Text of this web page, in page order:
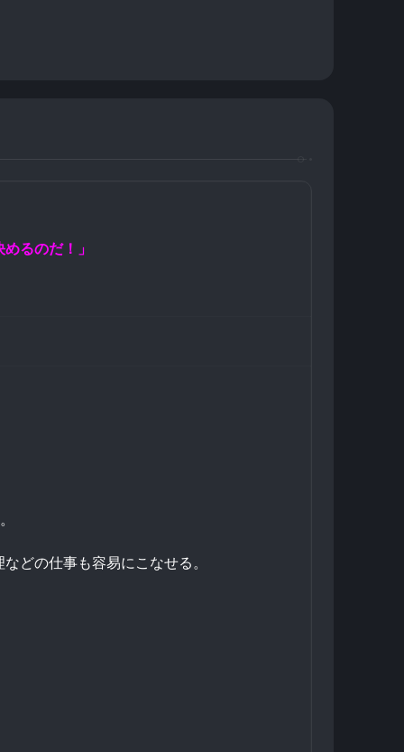
るのだ！」
どの仕事も容易にこなせる。